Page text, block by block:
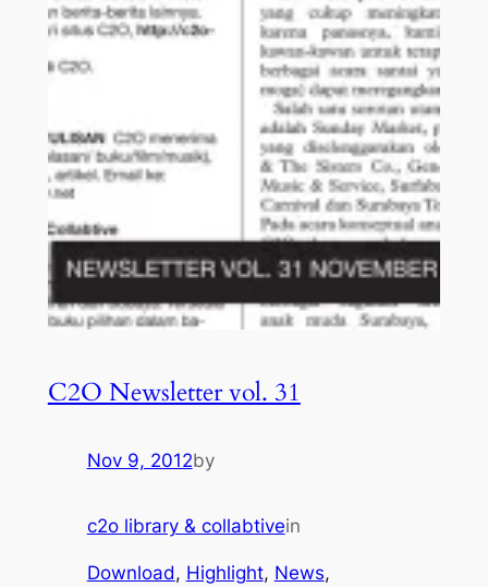
C2O Newsletter vol. 31
Nov 9, 2012by
c2o library & collabtivein
Download, Highlight, News